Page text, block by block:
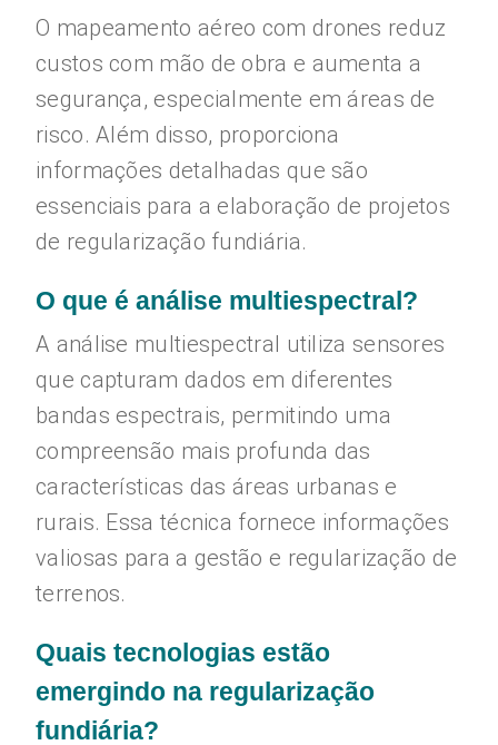
O mapeamento aéreo com drones reduz
custos com mão de obra e aumenta a
segurança, especialmente em áreas de
risco. Além disso, proporciona
informações detalhadas que são
essenciais para a elaboração de projetos
de regularização fundiária.
O que é análise multiespectral?
A análise multiespectral utiliza sensores
que capturam dados em diferentes
bandas espectrais, permitindo uma
compreensão mais profunda das
características das áreas urbanas e
rurais. Essa técnica fornece informações
valiosas para a gestão e regularização de
terrenos.
Quais tecnologias estão
emergindo na regularização
fundiária?